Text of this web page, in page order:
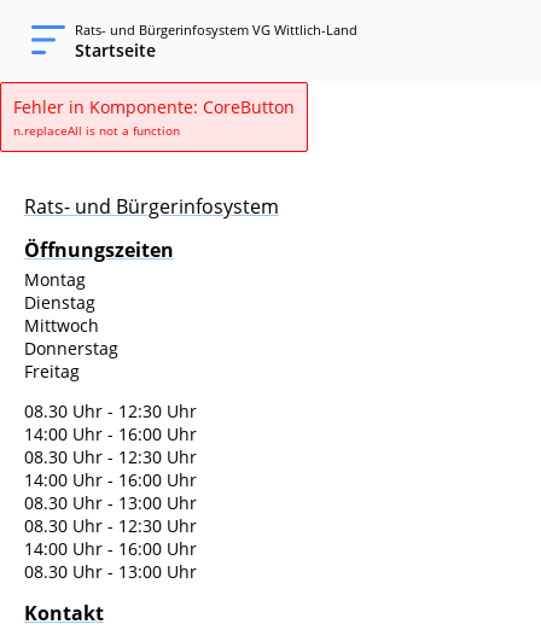
Rats- und Bürgerinfosystem VG Wittlich-Land
Startseite
Fehler in Komponente: CoreButton
n.replaceAll is not a function
Rats- und Bürgerinfosystem
Öffnungszeiten
Montag
Dienstag
Mittwoch
Donnerstag
Freitag
08.30 Uhr - 12:30 Uhr
14:00 Uhr - 16:00 Uhr
08.30 Uhr - 12:30 Uhr
14:00 Uhr - 16:00 Uhr
08.30 Uhr - 13:00 Uhr
08.30 Uhr - 12:30 Uhr
14:00 Uhr - 16:00 Uhr
08.30 Uhr - 13:00 Uhr
Kontakt